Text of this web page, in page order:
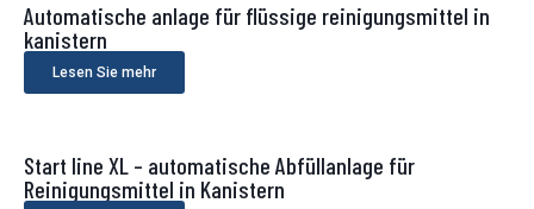
Automatische anlage für flüssige reinigungsmittel in
kanistern
Lesen Sie mehr
Start line XL – automatische Abfüllanlage für
Reinigungsmittel in Kanistern